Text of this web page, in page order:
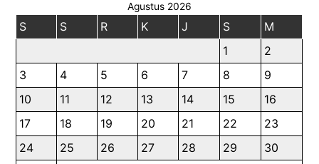
Agustus 2026
S S R K J S
M
1
2
3
4 5 6 7 8
9
10
11 12 13 14 15
16
17
18 19 20 21 22
23
24
25 26 27 28 29
30